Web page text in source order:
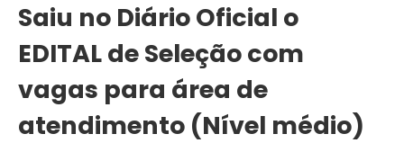
Saiu no Diário Oficial o
EDITAL de Seleção com
vagas para área de
atendimento (Nível médio)